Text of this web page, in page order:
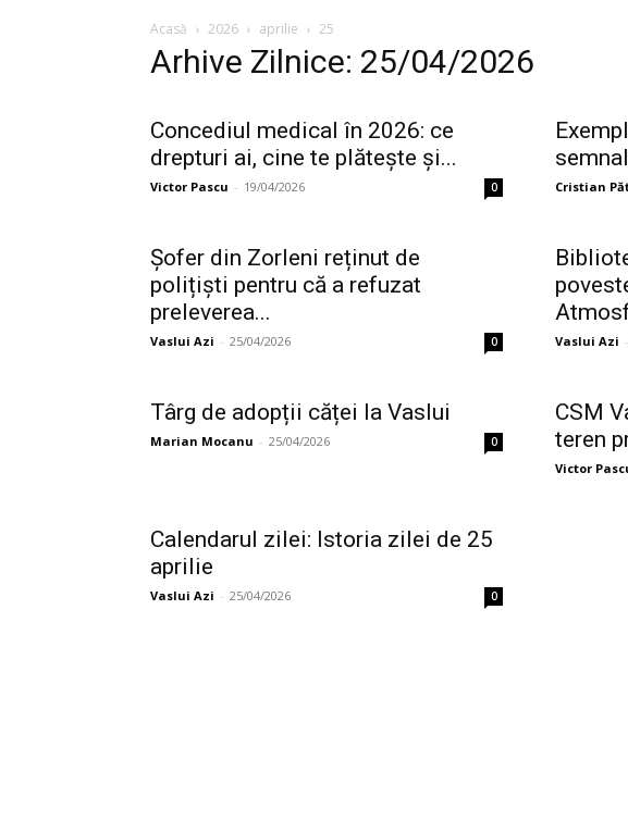
Acasă 2026 aprilie 25
Arhive Zilnice: 25/04/2026
Concediul medical în 2026: ce
drepturi ai, cine te plătește și...
Victor Pascu - 19/04/2026 0 Cristian
Șofer din Zorleni reținut de
polițiști pentru că a refuzat
preleverea...
Vaslui Azi - 25/04/2026 0 Vaslui Azi -
Târg de adopții căței la Vaslui
Marian Mocanu - 25/04/2026 0
CSM
teren
Victor
Calendarul zilei: Istoria zilei de 25
aprilie
Vaslui Azi - 25/04/2026 0